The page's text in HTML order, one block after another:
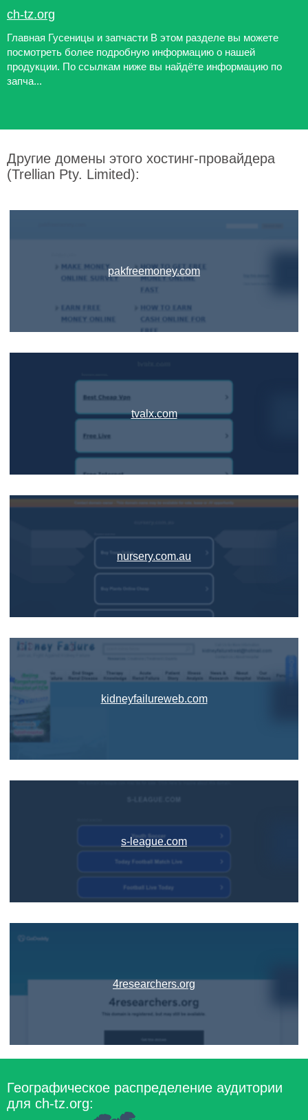
ch-tz.org
Главная Гусеницы и запчасти В этом разделе вы можете
посмотреть более подробную информацию о нашей
продукции. По ссылкам ниже вы найдёте информацию по
запча...
Другие домены этого хостинг-провайдера
(Trellian Pty. Limited):
pakfreemoney.com
tvalx.com
nursery.com.au
kidneyfailureweb.com
s-league.com
4researchers.org
Географическое распределение аудитории
для ch-tz.org: